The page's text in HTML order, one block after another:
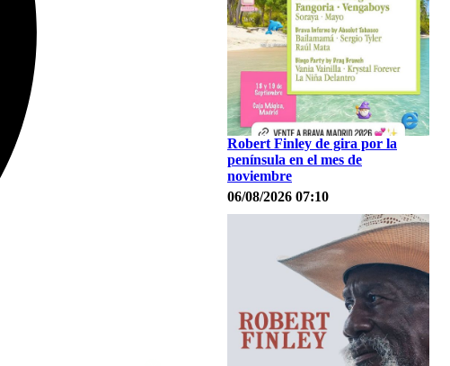
Robert Finley de gira por la
península en el mes de
noviembre
06/08/2026 07:10